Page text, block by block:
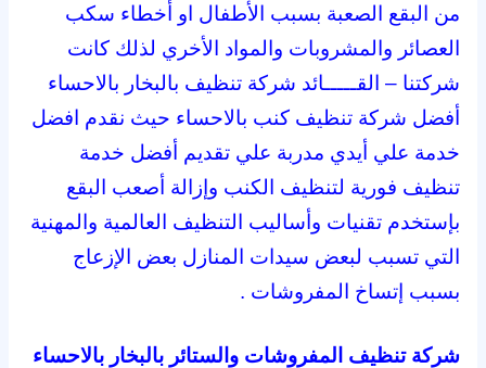
من البقع الصعبة بسبب الأطفال او أخطاء سكب
العصائر والمشروبات والمواد الأخري لذلك كانت
شركتنا – القـــــائد شركة تنظيف بالبخار بالاحساء
أفضل شركة تنظيف كنب بالاحساء حيث نقدم افضل
خدمة علي أيدي مدربة علي تقديم أفضل خدمة
تنظيف فورية لتنظيف الكنب وإزالة أصعب البقع
بإستخدم تقنيات وأساليب التنظيف العالمية والمهنية
التي تسبب لبعض سيدات المنازل بعض الإزعاج
بسبب إتساخ المفروشات .
شركة تنظيف المفروشات والستائر بالبخار بالاحساء